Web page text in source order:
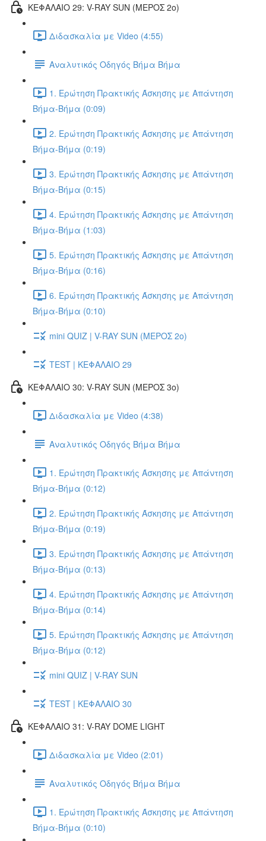
ΚΕΦΑΛΑΙΟ 29: V-RAY SUN (ΜΕΡΟΣ 2o)
Διδασκαλία με Video (4:55)
Αναλυτικός Οδηγός Βήμα Βήμα
1. Ερώτηση Πρακτικής Άσκησης με Απάντηση
Βήμα-Βήμα (0:09)
2. Ερώτηση Πρακτικής Άσκησης με Απάντηση
Βήμα-Βήμα (0:19)
3. Ερώτηση Πρακτικής Άσκησης με Απάντηση
Βήμα-Βήμα (0:15)
4. Ερώτηση Πρακτικής Άσκησης με Απάντηση
Βήμα-Βήμα (1:03)
5. Ερώτηση Πρακτικής Άσκησης με Απάντηση
Βήμα-Βήμα (0:16)
6. Ερώτηση Πρακτικής Άσκησης με Απάντηση
Βήμα-Βήμα (0:10)
mini QUIZ | V-RAY SUN (ΜΕΡΟΣ 2o)
TEST | ΚΕΦΑΛΑΙΟ 29
ΚΕΦΑΛΑΙΟ 30: V-RAY SUN (ΜΕΡΟΣ 3o)
Διδασκαλία με Video (4:38)
Αναλυτικός Οδηγός Βήμα Βήμα
1. Ερώτηση Πρακτικής Άσκησης με Απάντηση
Βήμα-Βήμα (0:12)
2. Ερώτηση Πρακτικής Άσκησης με Απάντηση
Βήμα-Βήμα (0:19)
3. Ερώτηση Πρακτικής Άσκησης με Απάντηση
Βήμα-Βήμα (0:13)
4. Ερώτηση Πρακτικής Άσκησης με Απάντηση
Βήμα-Βήμα (0:14)
5. Ερώτηση Πρακτικής Άσκησης με Απάντηση
Βήμα-Βήμα (0:12)
mini QUIZ | V-RAY SUN
TEST | ΚΕΦΑΛΑΙΟ 30
ΚΕΦΑΛΑΙΟ 31: V-RAY DOME LIGHT
Διδασκαλία με Video (2:01)
Αναλυτικός Οδηγός Βήμα Βήμα
1. Ερώτηση Πρακτικής Άσκησης με Απάντηση
Βήμα-Βήμα (0:10)